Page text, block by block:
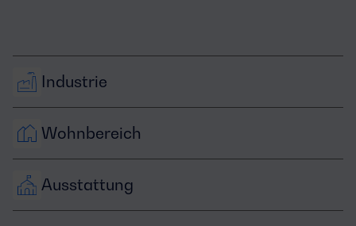
Industrie
Wohnbereich
Ausstattung